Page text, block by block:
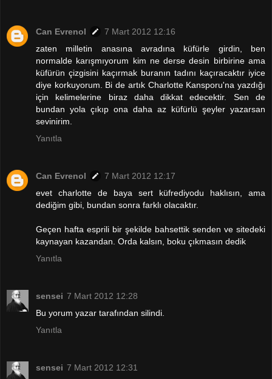
Can Evrenol
7 Mart 2012 12:16
zaten milletin anasına avradına küfürle girdin, ben
normalde karışmıyorum kim ne derse desin birbirine ama
küfürün çizgisini kaçırmak buranın tadını kaçıracaktır iyice
diye korkuyorum. Bi de artık Charlotte Kansporu'na yazdığı
için kelimelerine biraz daha dikkat edecektir. Sen de
bundan yola çıkıp ona daha az küfürlü şeyler yazarsan
sevinirim.
Yanıtla
Can Evrenol
7 Mart 2012 12:17
evet charlotte de baya sert küfrediyodu haklısın, ama
dediğim gibi, bundan sonra farklı olacaktır.
Geçen hafta esprili bir şekilde bahsettik senden ve sitedeki
kaynayan kazandan. Orda kalsın, boku çıkmasın dedik
Yanıtla
sensei 7 Mart 2012 12:28
Bu yorum yazar tarafından silindi.
Yanıtla
sensei 7 Mart 2012 12:31